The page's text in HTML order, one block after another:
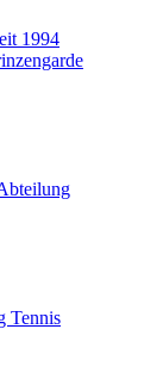
1994
Tennis